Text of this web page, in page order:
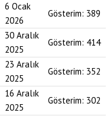
6 Ocak
2026
Gösterim: 389
30 Aralık
2025
Gösterim: 414
23 Aralık
2025
Gösterim: 352
16 Aralık
2025
Gösterim: 302